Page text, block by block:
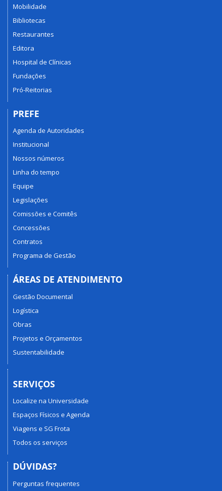
Mobilidade
Bibliotecas
Restaurantes
Editora
Hospital de Clínicas
Fundações
Pró-Reitorias
PREFE
Agenda de Autoridades
Institucional
Nossos números
Linha do tempo
Equipe
Legislações
Comissões e Comitês
Concessões
Contratos
Programa de Gestão
ÁREAS DE ATENDIMENTO
Gestão Documental
Logística
Obras
Projetos e Orçamentos
Sustentabilidade
SERVIÇOS
Localize na Universidade
Espaços Físicos e Agenda
Viagens e SG Frota
Todos os serviços
DÚVIDAS?
Perguntas frequentes